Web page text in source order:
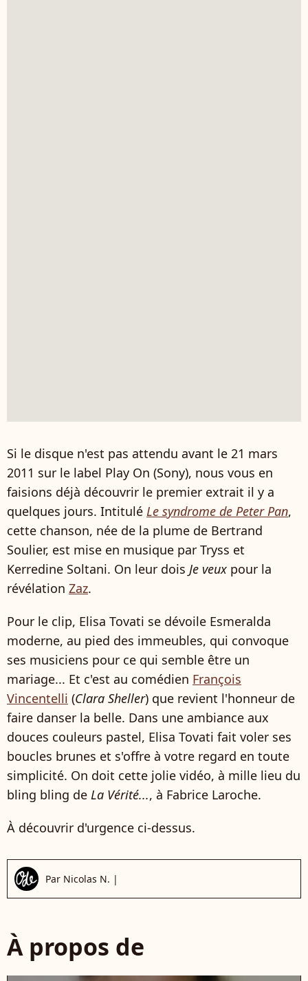
Si le disque n'est pas attendu avant le 21 mars
2011 sur le label Play On (Sony), nous vous en
faisions déjà découvrir le premier extrait il y a
quelques jours. Intitulé Le syndrome de Peter Pan,
cette chanson, née de la plume de Bertrand
Soulier, est mise en musique par Tryss et
Kerredine Soltani. On leur dois Je veux pour la
révélation Zaz.
Pour le clip, Elisa Tovati se dévoile Esmeralda
moderne, au pied des immeubles, qui convoque
ses musiciens pour ce qui semble être un
mariage... Et c'est au comédien François
Vincentelli (Clara Sheller) que revient l'honneur de
faire danser la belle. Dans une ambiance aux
douces couleurs pastel, Elisa Tovati fait voler ses
boucles brunes et s'offre à votre regard en toute
simplicité. On doit cette jolie vidéo, à mille lieu du
bling bling de La Vérité..., à Fabrice Laroche.
À découvrir d'urgence ci-dessus.
Par Nicolas N. |
À propos de